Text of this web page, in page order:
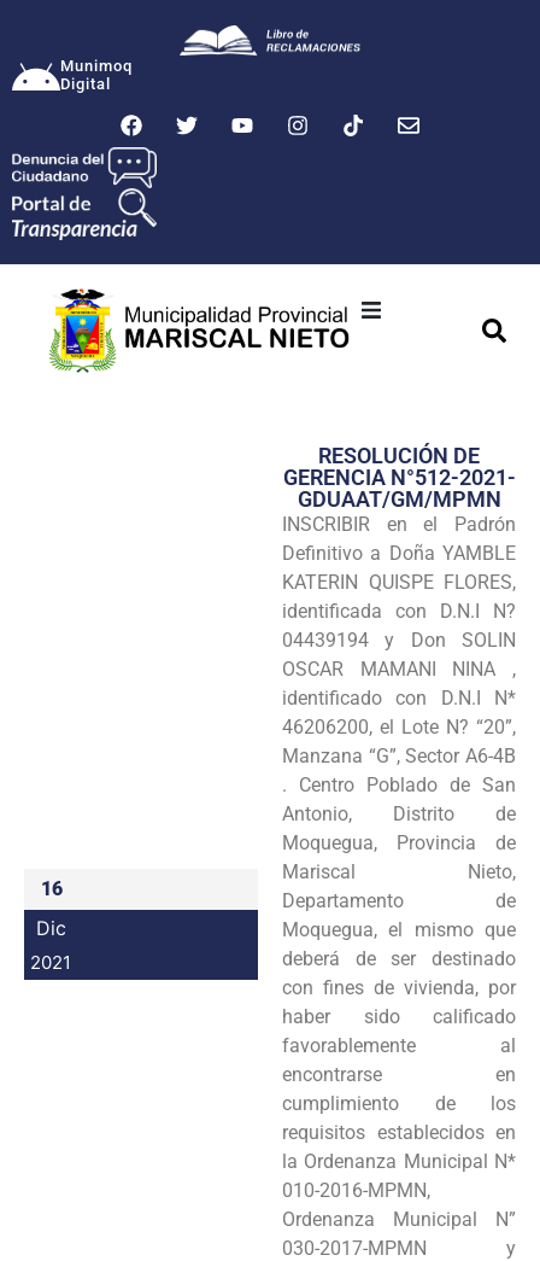
Munimoq
Digital
Transparencia
Seguridad
Programas
Intranet
16
Dic
2021
RESOLUCIÓN DE
GERENCIA N°512-2021-
GDUAAT/GM/MPMN
INSCRIBIR en el Padrón
Definitivo a Doña YAMBLE
KATERIN QUISPE FLORES,
identificada con D.N.I N?
04439194 y Don SOLIN
OSCAR MAMANI NINA ,
identificado con D.N.I N*
46206200, el Lote N? “20”,
Manzana “G”, Sector A6-4B
. Centro Poblado de San
Antonio, Distrito de
Moquegua, Provincia de
Mariscal Nieto,
Departamento de
Moquegua, el mismo que
deberá de ser destinado
con fines de vivienda, por
haber sido calificado
favorablemente al
encontrarse en
cumplimiento de los
requisitos establecidos en
la Ordenanza Municipal N*
010-2016-MPMN,
Ordenanza Municipal N”
030-2017-MPMN y